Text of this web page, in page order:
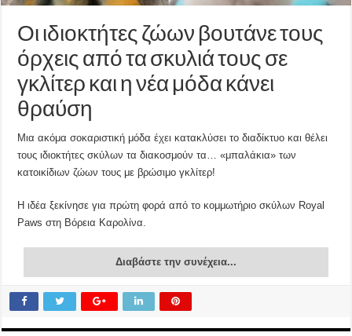
Οι ιδιοκτήτες ζώων βουτάνε τους
όρχεις από τα σκυλιά τους σε
γκλίτερ και η νέα μόδα κάνει
θραύση
Μια ακόμα σοκαριστική μόδα έχει κατακλύσει το διαδίκτυο και θέλει
τους ιδιοκτήτες σκύλων τα διακοσμούν τα… «μπαλάκια» των
κατοικίδιων ζώων τους με βρώσιμο γκλίτερ!
Η ιδέα ξεκίνησε για πρώτη φορά από το κομμωτήριο σκύλων Royal
Paws στη Βόρεια Καρολίνα.
Διαβάστε την συνέχεια...